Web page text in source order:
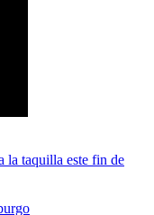
la taquilla este fin de